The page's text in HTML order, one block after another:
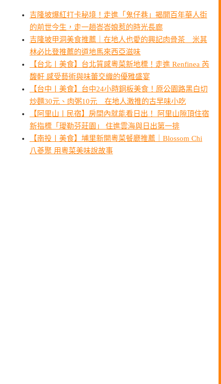
吉隆坡爆紅打卡秘境！走進「鬼仔巷」揭開百年華人街
的前世今生，走一趟峇峇娘惹的時光長廊
吉隆坡甲洞美食推薦｜在地人也愛的興記肉骨茶 米其
林必比登推薦的道地馬來西亞滋味
【台北〡美食】台北質感粵菜新地標！走進 Renfinea 芮
馥軒 感受藝術與味蕾交織的優雅盛宴
【台中〡美食】台中24小時銅板美食！原公園路黑白切
炒麵30元、肉粥10元 在地人激推的古早味小吃
【阿里山〡民宿】房間內就能看日出！ 阿里山隙頂住宿
新指標「璦勒芬莊園」 住進雲海與日出第一排
【南投〡美食】埔里新開粵菜餐廳推薦｜Blossom Chi
八蔘聚 用粵菜美味說故事